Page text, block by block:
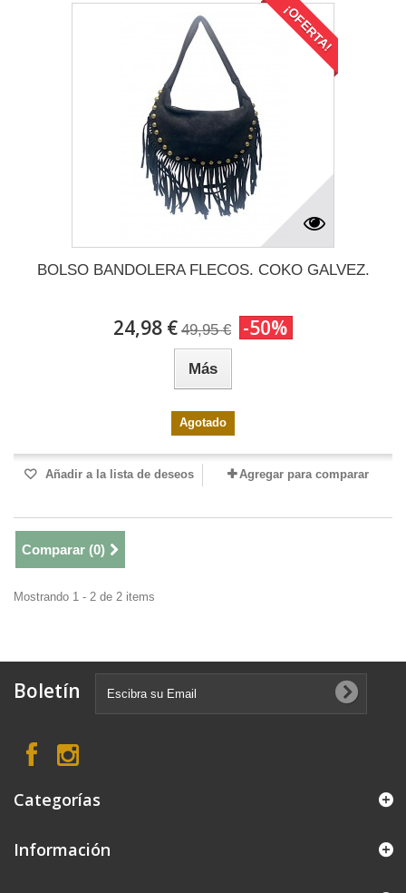
¡OFERTA!
BOLSO BANDOLERA FLECOS. COKO GALVEZ.
24,98 € 49,95 € -50%
Más
Agotado
Añadir a la lista de deseos Agregar para comparar
Comparar (0)
Mostrando 1 - 2 de 2 items
Boletín
Categorías
Información